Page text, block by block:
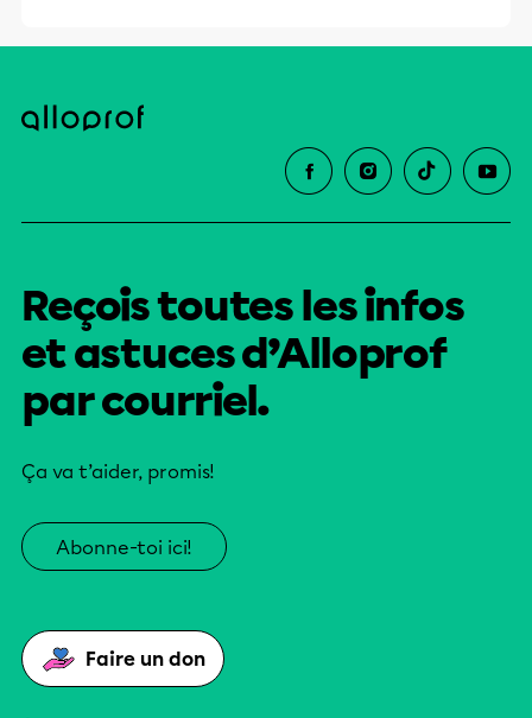
Reçois toutes les infos
et astuces d’Alloprof
par courriel.
Ça va t’aider, promis!
Abonne-toi ici!
Faire un don